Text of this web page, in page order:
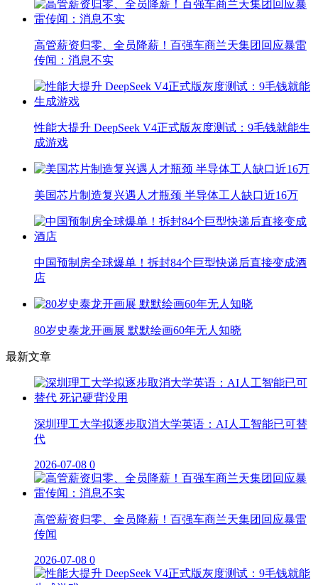
高管薪资归零、全员降薪！百强车商兰天集团回应暴雷
传闻：消息不实
性能大提升 DeepSeek V4正式版灰度测试：9毛钱就能生
成游戏
美国芯片制造复兴遇人才瓶颈 半导体工人缺口近16万
中国预制房全球爆单！拆封84个巨型快递后直接变成酒
店
80岁史泰龙开画展 默默绘画60年无人知晓
最新文章
深圳理工大学拟逐步取消大学英语：AI人工智能已可替
代
2026-07-08 0
高管薪资归零、全员降薪！百强车商兰天集团回应暴雷
传闻
2026-07-08 0